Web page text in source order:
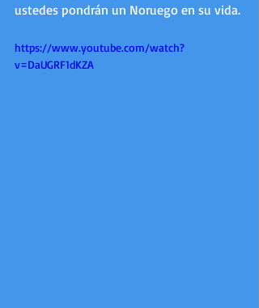
ustedes pondrán un Noruego en su vida.
https://www.youtube.com/watch?
v=DaUGRF1dKZA